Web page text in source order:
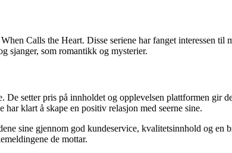
Calls the Heart. Disse seriene har fanget interessen til
sjanger, som romantikk og mysterier.
setter pris på innholdet og opplevelsen plattformen gir
klart å skape en positiv relasjon med seerne sine.
sine gjennom god kundeservice, kvalitetsinnhold og
de mottar.